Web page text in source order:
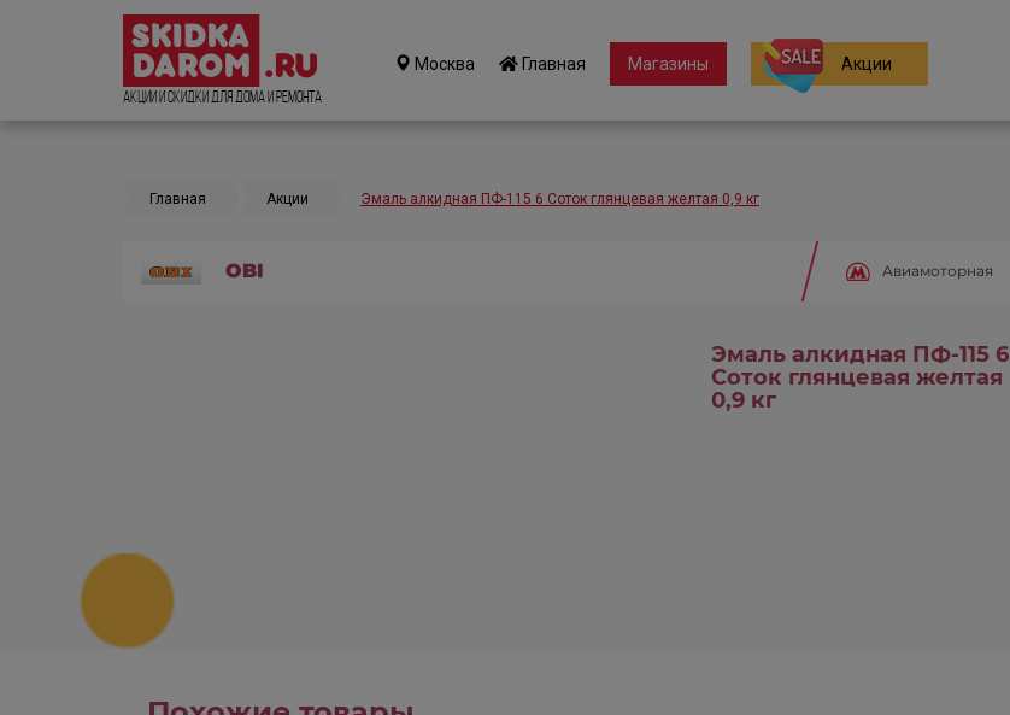
Акции и Скидки для дома и ремонта
Москва Главная Магазины Акции
Главная Акции Эмаль алкидная ПФ-115 6 Соток глянцевая желтая 0,9 кг
OBI Авиамоторная
Эмаль алкидная ПФ-115 6
Соток глянцевая желтая
0,9 кг